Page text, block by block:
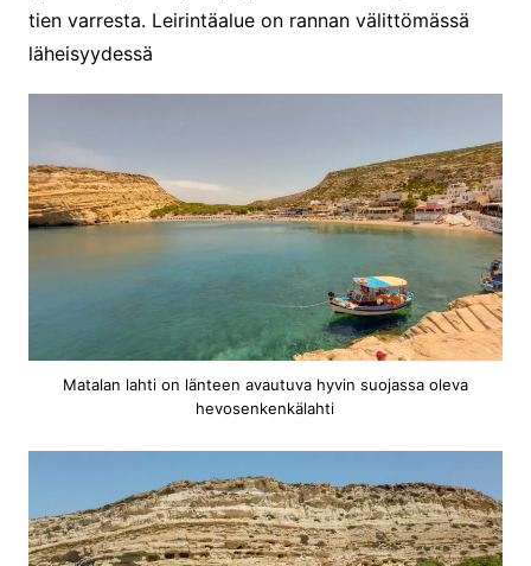
tien varresta. Leirintäalue on rannan välittömässä
läheisyydessä
Matalan lahti on länteen avautuva hyvin suojassa oleva
hevosenkenkälahti